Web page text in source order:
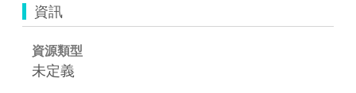
資訊
資源類型
未定義